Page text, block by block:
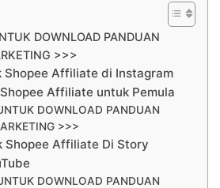
DOWNLOAD PANDUAN
>>>
Shopee Affiliate di Instagram
Affiliate untuk Pemula
DOWNLOAD PANDUAN
>>>
Shopee Affiliate Di Story
DOWNLOAD PANDUAN